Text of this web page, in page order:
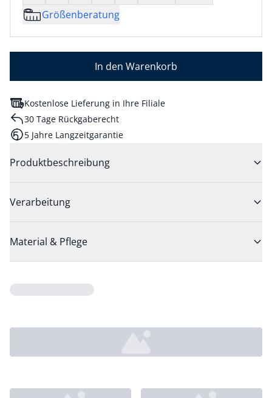
Größenberatung
In den Warenkorb
Kostenlose Lieferung in Ihre Filiale
30 Tage Rückgaberecht
5 Jahre Langzeitgarantie
Produktbeschreibung
Verarbeitung
Material & Pflege